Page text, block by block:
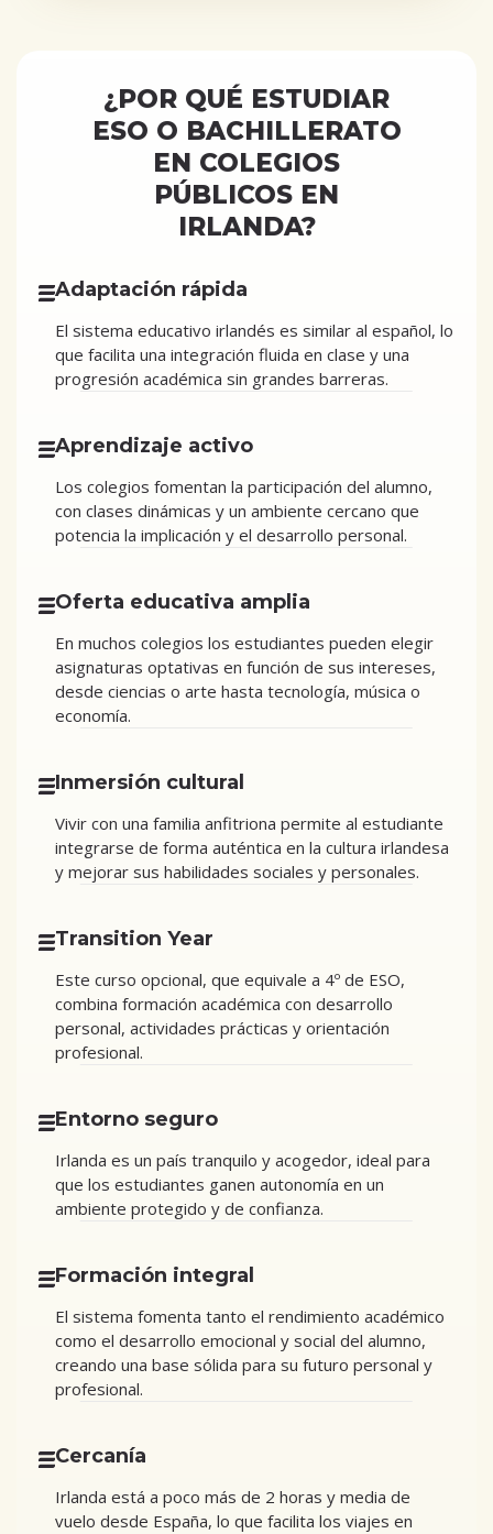
¿POR QUÉ ESTUDIAR
ESO O BACHILLERATO
EN COLEGIOS
PÚBLICOS EN
IRLANDA?
Adaptación rápida
El sistema educativo irlandés es similar al español, lo
que facilita una integración fluida en clase y una
progresión académica sin grandes barreras.
Aprendizaje activo
Los colegios fomentan la participación del alumno,
con clases dinámicas y un ambiente cercano que
potencia la implicación y el desarrollo personal.
Oferta educativa amplia
En muchos colegios los estudiantes pueden elegir
asignaturas optativas en función de sus intereses,
desde ciencias o arte hasta tecnología, música o
economía.
Inmersión cultural
Vivir con una familia anfitriona permite al estudiante
integrarse de forma auténtica en la cultura irlandesa
y mejorar sus habilidades sociales y personales.
Transition Year
Este curso opcional, que equivale a 4º de ESO,
combina formación académica con desarrollo
personal, actividades prácticas y orientación
profesional.
Entorno seguro
Irlanda es un país tranquilo y acogedor, ideal para
que los estudiantes ganen autonomía en un
ambiente protegido y de confianza.
Formación integral
El sistema fomenta tanto el rendimiento académico
como el desarrollo emocional y social del alumno,
creando una base sólida para su futuro personal y
profesional.
Cercanía
Irlanda está a poco más de 2 horas y media de
vuelo desde España, lo que facilita los viajes en